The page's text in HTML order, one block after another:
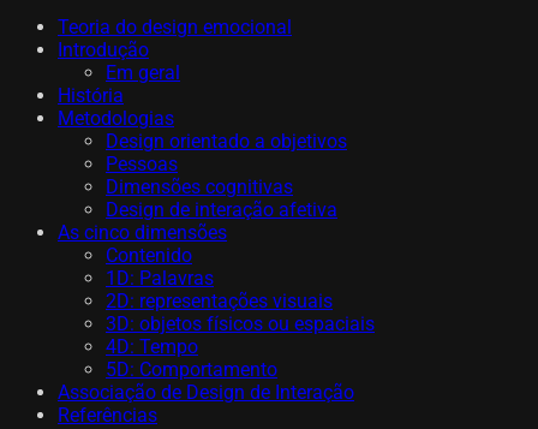
Teoria do design emocional
Introdução
Em geral
História
Metodologias
Design orientado a objetivos
Pessoas
Dimensões cognitivas
Design de interação afetiva
As cinco dimensões
Contenido
1D: Palavras
2D: representações visuais
3D: objetos físicos ou espaciais
4D: Tempo
5D: Comportamento
Associação de Design de Interação
Referências